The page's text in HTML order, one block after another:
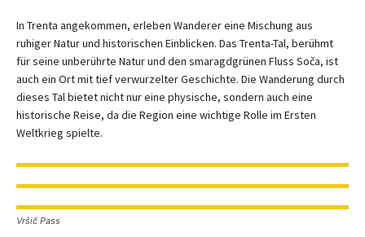
In Trenta angekommen, erleben Wanderer eine Mischung aus
ruhiger Natur und historischen Einblicken. Das Trenta-Tal, berühmt
für seine unberührte Natur und den smaragdgrünen Fluss Soča, ist
auch ein Ort mit tief verwurzelter Geschichte. Die Wanderung durch
dieses Tal bietet nicht nur eine physische, sondern auch eine
historische Reise, da die Region eine wichtige Rolle im Ersten
Weltkrieg spielte.
Vršič Pass